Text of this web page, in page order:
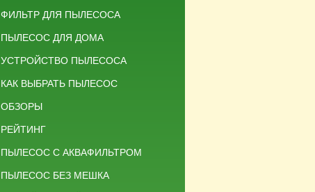
ФИЛЬТР ДЛЯ ПЫЛЕСОСА
ПЫЛЕСОС ДЛЯ ДОМА
УСТРОЙСТВО ПЫЛЕСОСА
КАК ВЫБРАТЬ ПЫЛЕСОС
ОБЗОРЫ
РЕЙТИНГ
ПЫЛЕСОС С АКВАФИЛЬТРОМ
ПЫЛЕСОС БЕЗ МЕШКА